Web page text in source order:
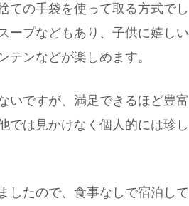
ての手袋を使って取る方式でし
ープなどもあり、子供に嬉しい
ンなどが楽しめます。
いですが、満足できるほど豊富
では見かけなく個人的には珍し
したので、食事なしで宿泊して